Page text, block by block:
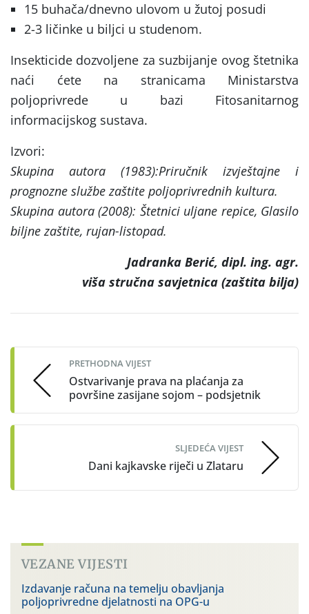
15 buhača/dnevno ulovom u žutoj posudi
2-3 ličinke u biljci u studenom.
Insekticide dozvoljene za suzbijanje ovog štetnika
naći ćete na stranicama Ministarstva
poljoprivrede u bazi Fitosanitarnog
informacijskog sustava.
Izvori:
Skupina autora (1983):Priručnik izvještajne i
prognozne službe zaštite poljoprivrednih kultura.
Skupina autora (2008): Štetnici uljane repice, Glasilo
biljne zaštite, rujan-listopad.
Jadranka Berić, dipl. ing. agr.
viša stručna savjetnica (zaštita bilja)
navigation
PRETHODNA VIJEST
Ostvarivanje prava na plaćanja za
površine zasijane sojom – podsjetnik
SLJEDEĆA VIJEST
Dani kajkavske riječi u Zlataru
VEZANE VIJESTI
Izdavanje računa na temelju obavljanja
poljoprivredne djelatnosti na OPG-u